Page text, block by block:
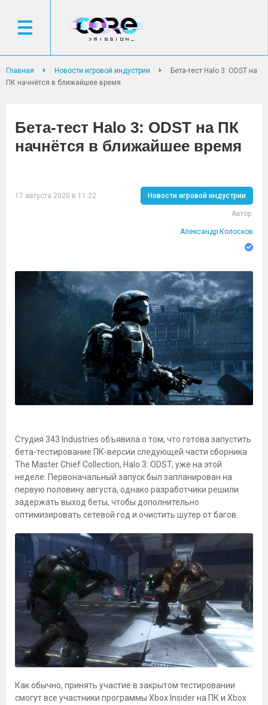
Главная Новости игровой индустрии
Бета-тест Halo 3: ODST на
ПК начнётся в ближайшее время
Бета-тест Halo 3: ODST на ПК
начнётся в ближайшее время
17 августа 2020 в 11:22 Новости игровой индустрии
Автор:
Александр Колосков
Студия 343 Industries объявила о том, что готова запустить
бета-тестирование ПК-версии следующей части сборника
The Master Chief Collection, Halo 3: ODST, уже на этой
неделе. Первоначальный запуск был запланирован на
первую половину августа, однако разработчики решили
задержать выход беты, чтобы дополнительно
оптимизировать сетевой год и очистить шутер от багов.
Как обычно, принять участие в закрытом тестировании
смогут все участники программы Xbox Insider на ПК и Xbox